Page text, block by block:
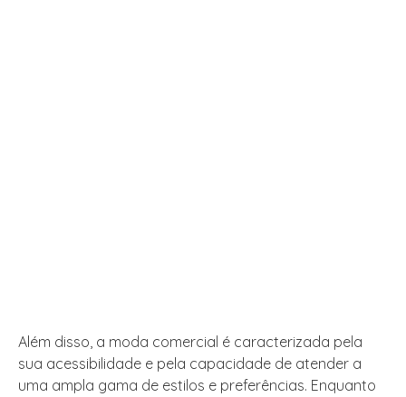
Além disso, a moda comercial é caracterizada pela
sua acessibilidade e pela capacidade de atender a
uma ampla gama de estilos e preferências. Enquanto